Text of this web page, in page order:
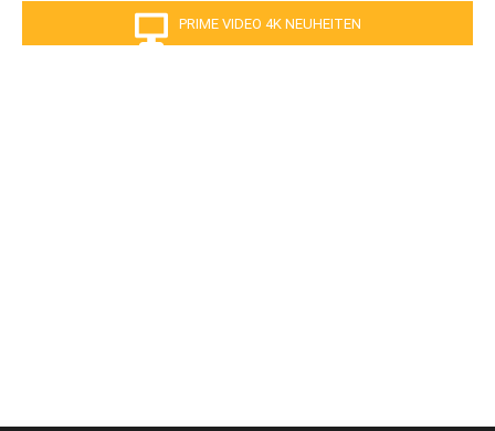
PRIME VIDEO 4K NEUHEITEN